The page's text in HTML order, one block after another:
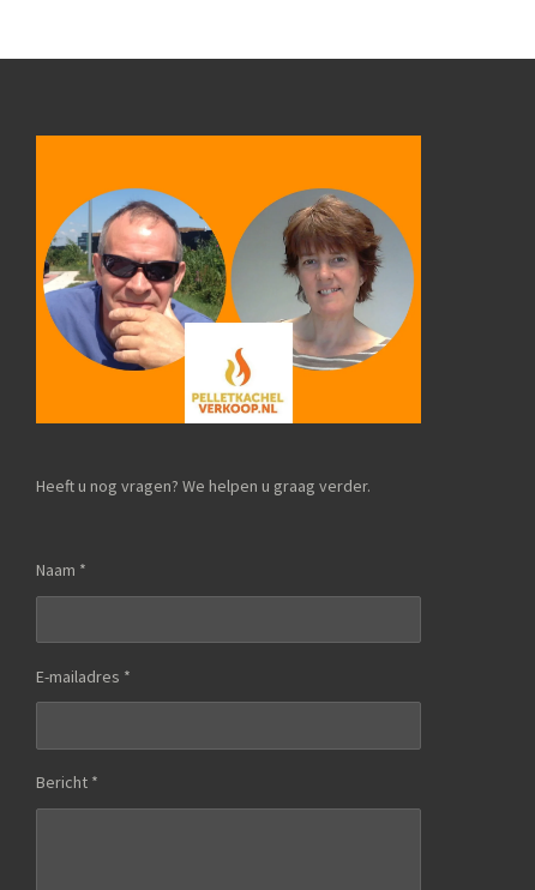
Heeft u nog vragen? We helpen u graag verder.
Naam *
E-mailadres *
Bericht *